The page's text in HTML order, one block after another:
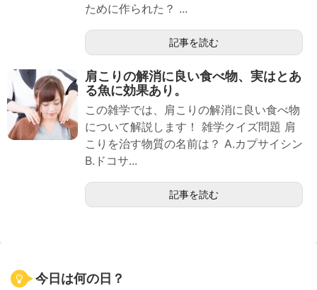
ために作られた？ ...
記事を読む
肩こりの解消に良い食べ物、実はとあ
る魚に効果あり。
この雑学では、肩こりの解消に良い食べ物
について解説します！ 雑学クイズ問題 肩
こりを治す物質の名前は？ A.カプサイシン
B.ドコサ...
記事を読む
今日は何の日？